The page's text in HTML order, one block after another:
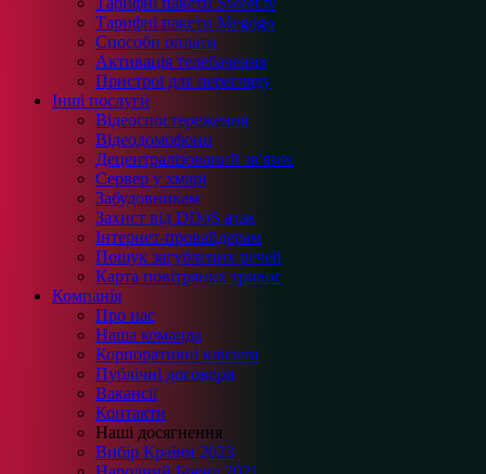
Тарифні пакети Megogo
Способи оплати
Активація телебачення
Пристрої для перегляду
Інші послуги
Відеоспостереження
Відеодомофони
Децентралізований зв'язок
Сервер у хмарі
Забудовникам
Захист від DDoS атак
Інтернет-провайдерам
Пошук загублених речей
Карта повітряних тривог
Компанія
Про нас
Наша команда
Корпоративні клієнти
Публічні договори
Вакансії
Контакти
Наші досягнення
Вибір Країни 2023